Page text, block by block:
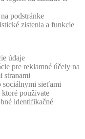
podstránke
zistenia a funkcie
údaje
pre reklamné účely na
stranami
sociálnymi sieťami
používate
identifikačné